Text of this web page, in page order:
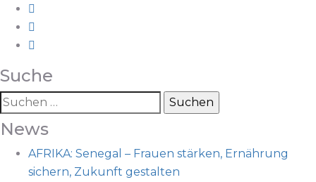
Suche
Suchen
nach:
News
AFRIKA: Senegal – Frauen stärken, Ernährung
sichern, Zukunft gestalten